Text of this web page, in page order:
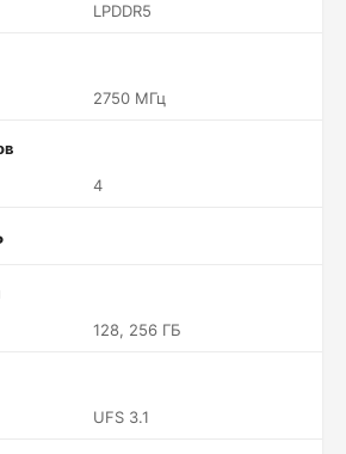
LPDDR5
2750 МГц
4
128, 256 ГБ
UFS 3.1